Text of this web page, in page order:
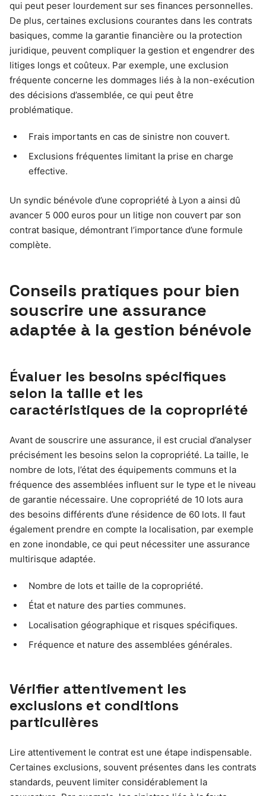
qui peut peser lourdement sur ses finances personnelles.
De plus, certaines exclusions courantes dans les contrats
basiques, comme la garantie financière ou la protection
juridique, peuvent compliquer la gestion et engendrer des
litiges longs et coûteux. Par exemple, une exclusion
fréquente concerne les dommages liés à la non-exécution
des décisions d’assemblée, ce qui peut être
problématique.
Frais importants en cas de sinistre non couvert.
Exclusions fréquentes limitant la prise en charge
effective.
Un syndic bénévole d’une copropriété à Lyon a ainsi dû
avancer 5 000 euros pour un litige non couvert par son
contrat basique, démontrant l’importance d’une formule
complète.
Conseils pratiques pour bien
souscrire une assurance
adaptée à la gestion bénévole
Évaluer les besoins spécifiques
selon la taille et les
caractéristiques de la copropriété
Avant de souscrire une assurance, il est crucial d’analyser
précisément les besoins selon la copropriété. La taille, le
nombre de lots, l’état des équipements communs et la
fréquence des assemblées influent sur le type et le niveau
de garantie nécessaire. Une copropriété de 10 lots aura
des besoins différents d’une résidence de 60 lots. Il faut
également prendre en compte la localisation, par exemple
en zone inondable, ce qui peut nécessiter une assurance
multirisque adaptée.
Nombre de lots et taille de la copropriété.
État et nature des parties communes.
Localisation géographique et risques spécifiques.
Fréquence et nature des assemblées générales.
Vérifier attentivement les
exclusions et conditions
particulières
Lire attentivement le contrat est une étape indispensable.
Certaines exclusions, souvent présentes dans les contrats
standards, peuvent limiter considérablement la